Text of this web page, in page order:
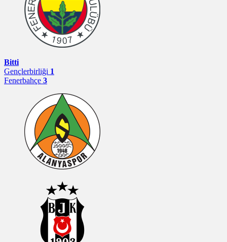
Bitti
Gençlerbirliği 1
Fenerbahçe 3